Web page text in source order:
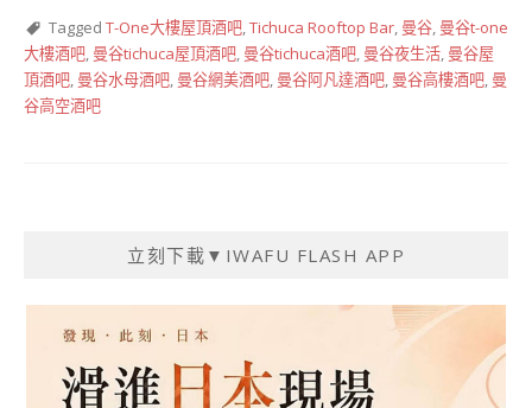
Tagged T-One大樓屋頂酒吧,Tichuca Rooftop Bar, 曼谷, 曼谷t-one
大樓酒吧, 曼谷tichuca屋頂酒吧, 曼谷tichuca酒吧, 曼谷夜生活, 曼谷屋
頂酒吧, 曼谷水母酒吧, 曼谷網美酒吧, 曼谷阿凡達酒吧, 曼谷高樓酒吧, 曼
谷高空酒吧
立刻下載▼IWAFU FLASH APP